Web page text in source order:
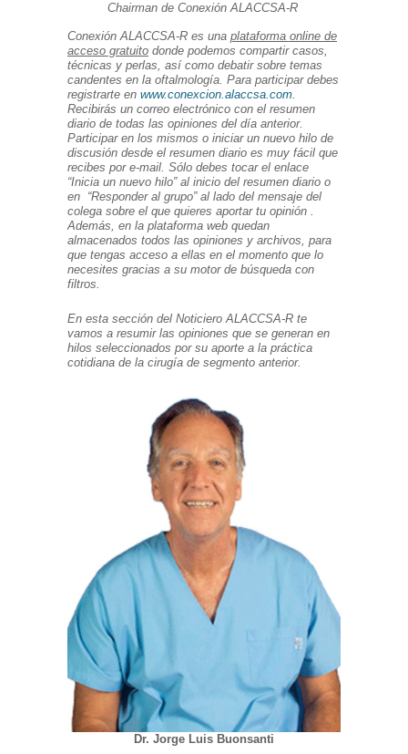
Chairman de Conexión ALACCSA-R
Conexión ALACCSA-R es una plataforma online de
acceso gratuito donde podemos compartir casos,
técnicas y perlas, así como debatir sobre temas
candentes en la oftalmología. Para participar debes
registrarte en www.conexcion.alaccsa.com.
Recibirás un correo electrónico con el resumen
diario de todas las opiniones del día anterior.
Participar en los mismos o iniciar un nuevo hilo de
discusión desde el resumen diario es muy fácil que
recibes por e-mail. Sólo debes tocar el enlace
“Inicia un nuevo hilo” al inicio del resumen diario o
en “Responder al grupo” al lado del mensaje del
colega sobre el que quieres aportar tu opinión .
Además, en la plataforma web quedan
almacenados todos las opiniones y archivos, para
que tengas acceso a ellas en el momento que lo
necesites gracias a su motor de búsqueda con
filtros.
En esta sección del Noticiero ALACCSA-R te
vamos a resumir las opiniones que se generan en
hilos seleccionados por su aporte a la práctica
cotidiana de la cirugía de segmento anterior.
Dr. Jorge Luis Buonsanti